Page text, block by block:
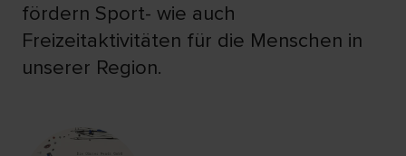
fördern Sport- wie auch
Freizeitaktivitäten für die Menschen in
unserer Region.